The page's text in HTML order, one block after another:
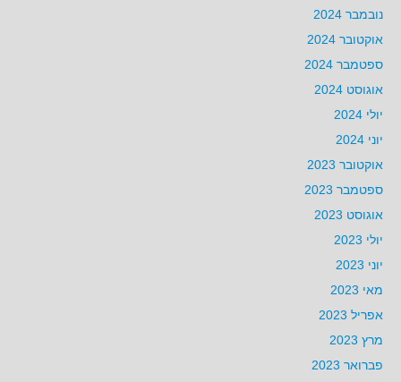
נובמבר 2024
אוקטובר 2024
ספטמבר 2024
אוגוסט 2024
יולי 2024
יוני 2024
אוקטובר 2023
ספטמבר 2023
אוגוסט 2023
יולי 2023
יוני 2023
מאי 2023
אפריל 2023
מרץ 2023
פברואר 2023